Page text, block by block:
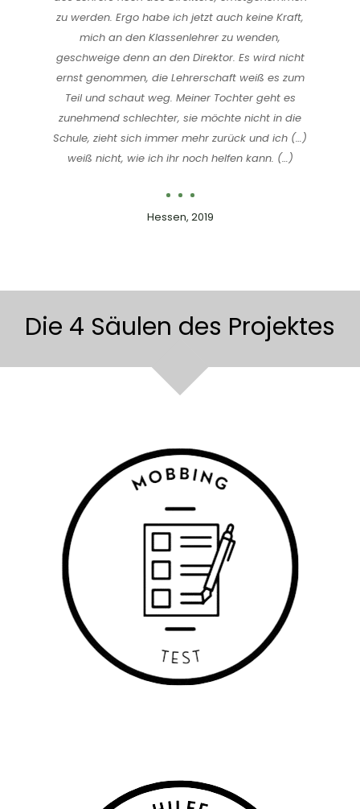
zu werden. Ergo habe ich jetzt auch keine Kraft,
mich an den Klassenlehrer zu wenden,
geschweige denn an den Direktor. Es wird nicht
ernst genommen, die Lehrerschaft weiß es zum
Teil und schaut weg. Meiner Tochter geht es
zunehmend schlechter, sie möchte nicht in die
Schule, zieht sich immer mehr zurück und ich (…)
weiß nicht, wie ich ihr noch helfen kann. (…)
Hessen, 2019
Die 4 Säulen des Projektes